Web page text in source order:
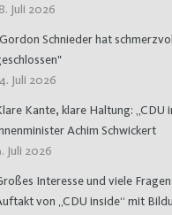
Juli 2026
Schnieder hat
Juli 2026
Kante, klare Haltung: „CDU
Achim Schwickert
Juli 2026
Interesse und viele
von „CDU inside“ mit